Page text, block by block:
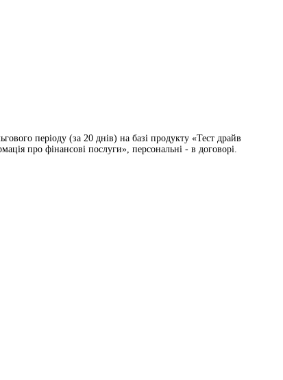
періоду (за 20 днів) на базі продукту «Тест драйв
про фінансові послуги», персональні - в договорі.